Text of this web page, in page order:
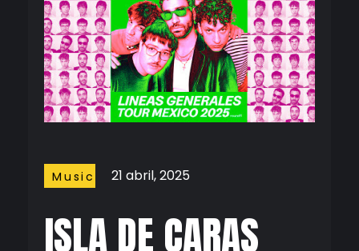
ISLA DE CARAS
21 abril, 2025
Music